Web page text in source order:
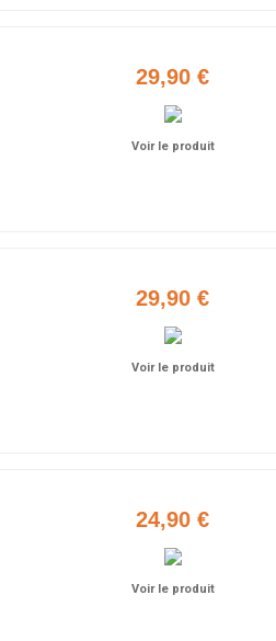
29,90 €
Voir le produit
29,90 €
Voir le produit
24,90 €
Voir le produit